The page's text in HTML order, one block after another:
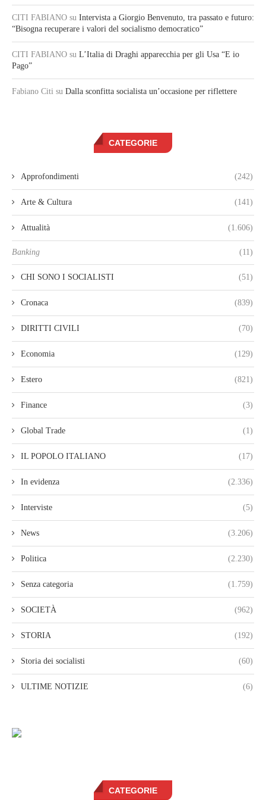
CITI FABIANO su Intervista a Giorgio Benvenuto, tra passato e futuro:
“Bisogna recuperare i valori del socialismo democratico”
CITI FABIANO su L’Italia di Draghi apparecchia per gli Usa “E io
Pago”
Fabiano Citi su Dalla sconfitta socialista un’occasione per riflettere
CATEGORIE
Approfondimenti (242)
Arte & Cultura (141)
Attualità (1.606)
Banking (11)
CHI SONO I SOCIALISTI (51)
Cronaca (839)
DIRITTI CIVILI (70)
Economia (129)
Estero (821)
Finance (3)
Global Trade (1)
IL POPOLO ITALIANO (17)
In evidenza (2.336)
Interviste (5)
News (3.206)
Politica (2.230)
Senza categoria (1.759)
SOCIETÀ (962)
STORIA (192)
Storia dei socialisti (60)
ULTIME NOTIZIE (6)
CATEGORIE